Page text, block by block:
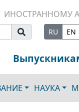
ИНОСТРАННОМУ
RU EN
НАУКА